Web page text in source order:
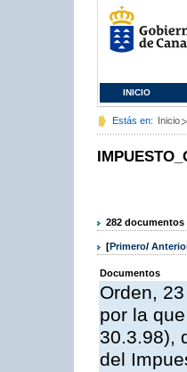
INICIO
Estás en: Inicio
282 documentos
[Primero/
Documentos
Orden,
por la
30.3.98),
del